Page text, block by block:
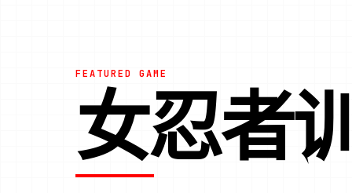
FEATURED GAME
女忍者